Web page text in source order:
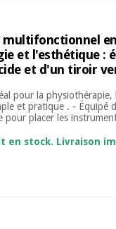
multifonctionnel
et l'esthétique :
et d'un tiroir
pour la
et pratique . - Équipé
pour placer les
en stock. Livraison